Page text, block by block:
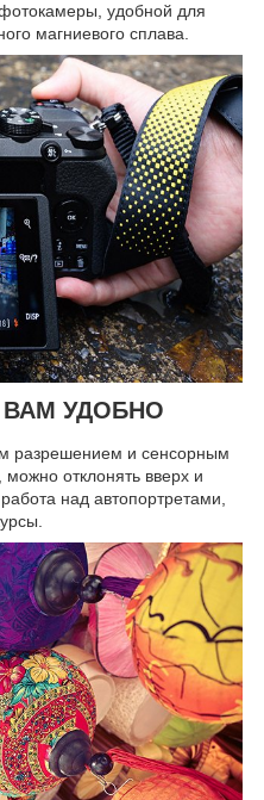
фотокамеры, удобной для
магниевого сплава.
ВАМ УДОБНО
разрешением и сенсорным
отклонять вверх и
над автопортретами,